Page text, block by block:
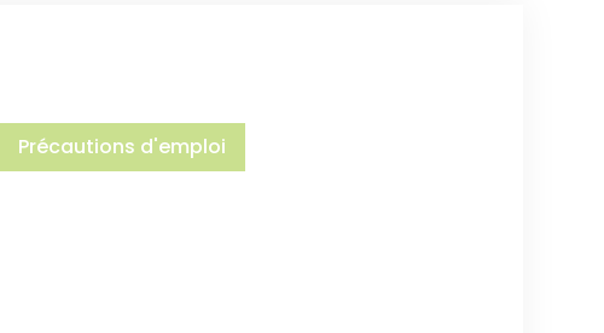
Précautions d'emploi